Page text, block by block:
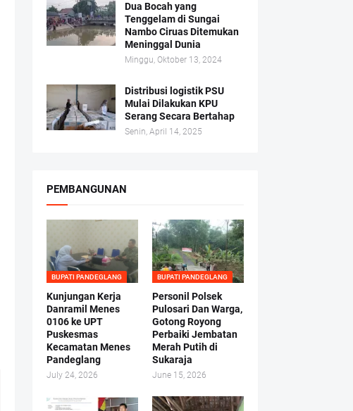
Dua Bocah yang
Tenggelam di Sungai
Nambo Ciruas Ditemukan
Meninggal Dunia
Minggu, Oktober 13, 2024
Distribusi logistik PSU
Mulai Dilakukan KPU
Serang Secara Bertahap
Senin, April 14, 2025
PEMBANGUNAN
BUPATI PANDEGLANG
Kunjungan Kerja
Danramil Menes
0106 ke UPT
Puskesmas
Kecamatan Menes
Pandeglang
July 24, 2026
BUPATI PANDEGLANG
Personil Polsek
Pulosari Dan Warga,
Gotong Royong
Perbaiki Jembatan
Merah Putih di
Sukaraja
June 15, 2026